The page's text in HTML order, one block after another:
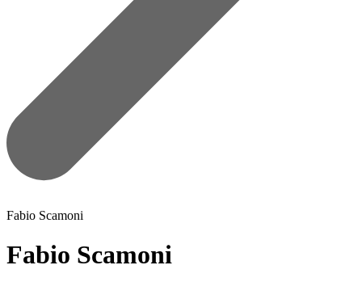
Fabio Scamoni
Fabio Scamoni